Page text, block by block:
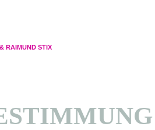
RAIMUND STIX